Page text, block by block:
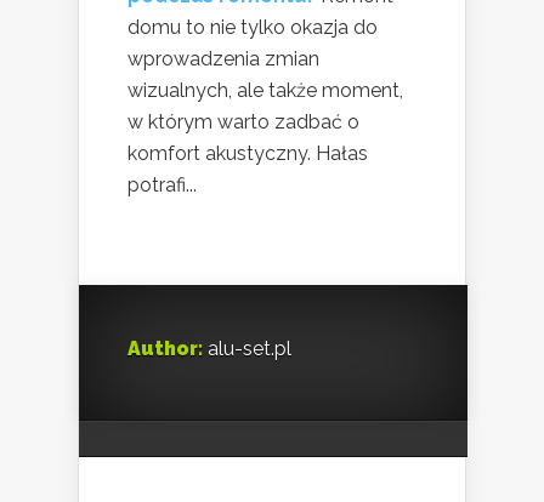
domu to nie tylko okazja do
wprowadzenia zmian
wizualnych, ale także moment,
w którym warto zadbać o
komfort akustyczny. Hałas
potrafi...
Author: alu-set.pl